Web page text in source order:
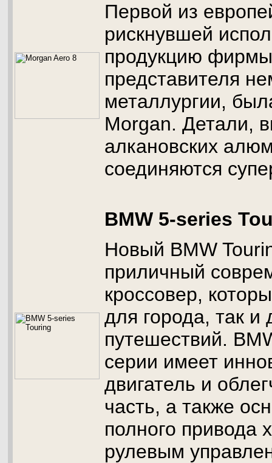
Первой из
рискнувшей
продукцию
представителя
металлургии,
Morgan. Детали,
алкановских
соединяются
BMW 5-series
Новый BMW
приличный
кроссовер,
для города, так и
путешествий.
серии имеет
двигатель и
часть, а также
полного привода
рулевым